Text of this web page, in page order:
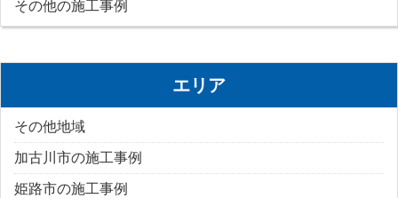
その他の施工事例
エリア
その他地域
加古川市の施工事例
姫路市の施工事例